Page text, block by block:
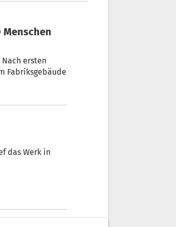
ersten
Fabriksgebäude
das Werk in